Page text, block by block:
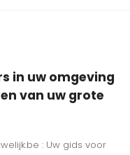
in uw omgeving
van uw grote
: Uw gids voor